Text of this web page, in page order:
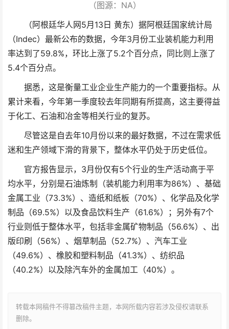
（图源：NA）
（阿根廷华人网5月13日 黄东）据阿根廷国家统计局
（Indec）最新公布的数据，今年3月份工业装机能力利用
率达到了59.8%，环比上涨了5.2个百分点，同比则上涨了
5.4个百分点。
据悉，这是衡量工业企业生产能力的一个重要指标。从
累计来看，今年第一季度较去年同期有所提高，这主要得益
于化工、石油和冶金等相关行业的复苏。
尽管这是自去年10月份以来的最好数据，不过在需求低
迷和生产领域下滑的背景下，整体水平仍处于历史低位。
官方报告显示，3月份仅有5个行业的生产活动高于平
均水平，分别是石油炼制（装机能力利用率为86%）、基础
金属工业（73.3%）、造纸和纸板（70%）、化学品及化学
制品（69.5%）以及食品饮料生产（61.6%）；另外有7个
行业则低于整体水平，包括非金属矿物制品（56.6%）、出
版印刷（56%）、烟草制品（52.7%）、汽车工业
（49.6%）、橡胶和塑料制品（41.3%）、纺织品
（40.2%）以及除汽车外的金属加工（40%）。
转载本网稿件不得篡改稿件主题，本网所载内容若涉及侵权请联系
删除。